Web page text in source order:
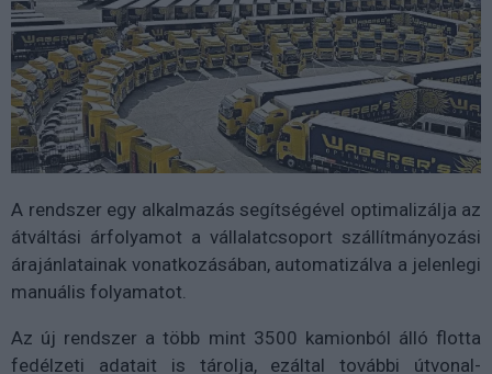
A rendszer egy alkalmazás segítségével optimalizálja az
átváltási árfolyamot a vállalatcsoport szállítmányozási
árajánlatainak vonatkozásában, automatizálva a jelenlegi
manuális folyamatot.
Az új rendszer a több mint 3500 kamionból álló flotta
fedélzeti adatait is tárolja, ezáltal további útvonal-